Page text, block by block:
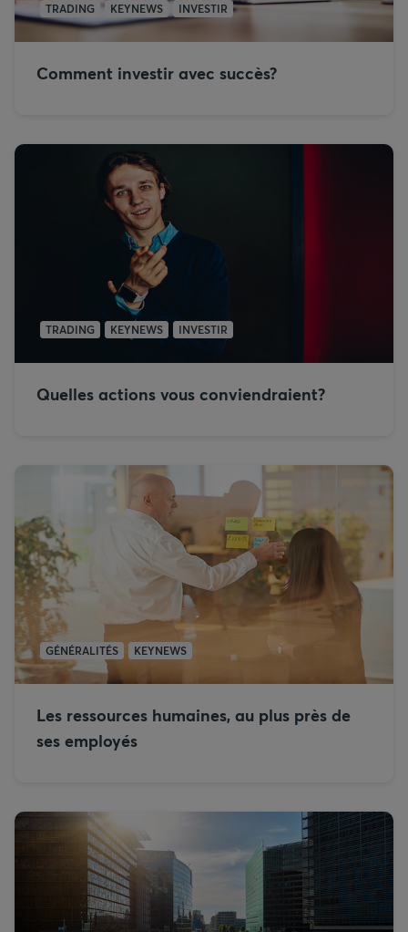
TRADING KEYNEWS INVESTIR
Comment investir avec succès?
TRADING KEYNEWS INVESTIR
Quelles actions vous conviendraient?
GÉNÉRALITÉS KEYNEWS
Les ressources humaines, au plus près de
ses employés